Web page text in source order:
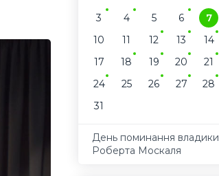
3
4 5 6 7
10
11 12 13 14
17
18 19 20 21
24
25 26 27 28
31
День поминання владики
Роберта Москаля